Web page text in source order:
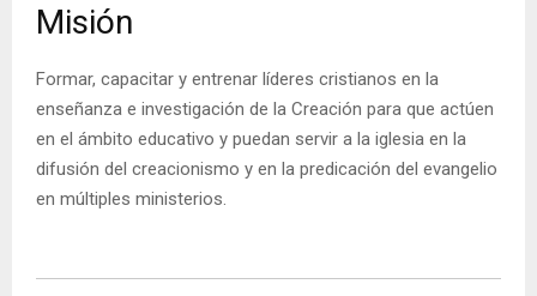
Misión
Formar, capacitar y entrenar líderes cristianos en la
enseñanza e investigación de la Creación para que actúen
en el ámbito educativo y puedan servir a la iglesia en la
difusión del creacionismo y en la predicación del evangelio
en múltiples ministerios.